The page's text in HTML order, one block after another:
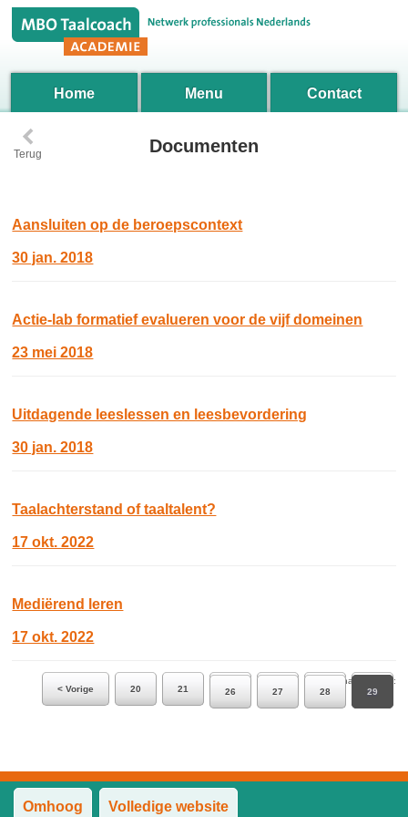
Home Menu Contact
‹
Terug Documenten
Aansluiten op de beroepscontext
30 jan. 2018
Actie-lab formatief evalueren voor de vijf domeinen
23 mei 2018
Uitdagende leeslessen en leesbevordering
30 jan. 2018
Taalachterstand of taaltalent?
17 okt. 2022
Mediërend leren
17 okt. 2022
Ga naar pagina:
< Vorige
20 21 22 23 24 25
26 27 28 29
Omhoog Volledige website